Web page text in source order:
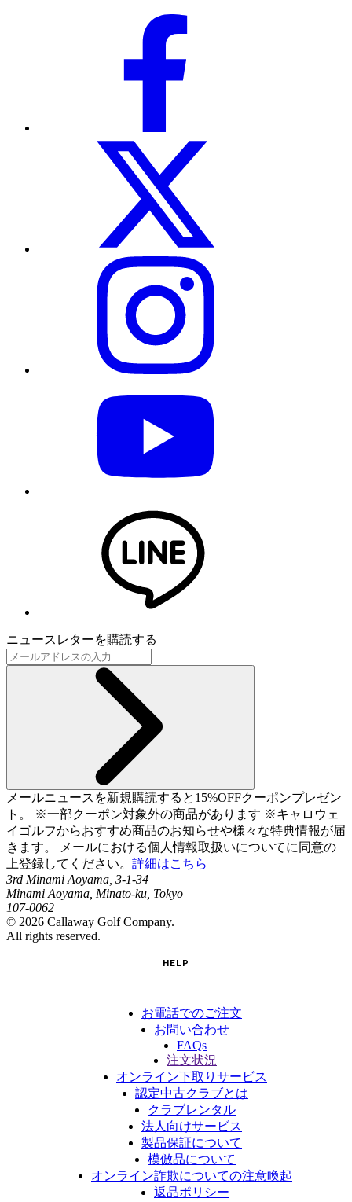
ニュースレターを購読する
メールニュースを新規購読すると15%OFFクーポンプレゼン
ト。 ※一部クーポン対象外の商品があります ※キャロウェ
イゴルフからおすすめ商品のお知らせや様々な特典情報が届
きます。 メールにおける個人情報取扱いについてに同意の
上登録してください。 詳細はこちら
3rd Minami Aoyama, 3-1-34
Minami Aoyama, Minato-ku, Tokyo
107-0062
© 2026 Callaway Golf Company.
All rights reserved.
HELP
お電話でのご注文
お問い合わせ
FAQs
注文状況
オンライン下取りサービス
認定中古クラブとは
クラブレンタル
法人向けサービス
製品保証について
模倣品について
オンライン詐欺についての注意喚起
返品ポリシー